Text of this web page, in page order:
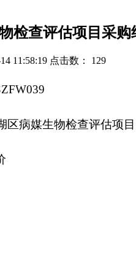
检查评估项目采购
11:58:19 点击数： 129
区病媒生物检查评估项目